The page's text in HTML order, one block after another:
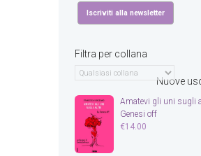
Filtra per collana
Nuove
Amatevi gli uni sugli
Genesi off
€14.00